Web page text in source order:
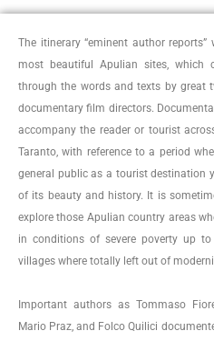
The itinerary “eminent author
most beautiful Apulian sites, which
through the words and texts by great
documentary film directors.
accompany the reader or tourist
Taranto, with reference to a period
general public as a tourist destination
of its beauty and history. It is
explore those Apulian country areas
in conditions of severe poverty up
villages where totally left out of
Important authors as Tommaso
Mario Praz, and Folco Quilici